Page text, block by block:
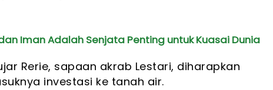
Iman Adalah Senjata Penting untuk Kuasai Dunia
Rerie, sapaan akrab Lestari, diharapkan
investasi ke tanah air.